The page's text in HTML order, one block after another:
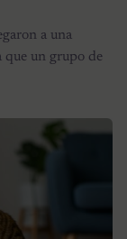
a una
que un grupo de